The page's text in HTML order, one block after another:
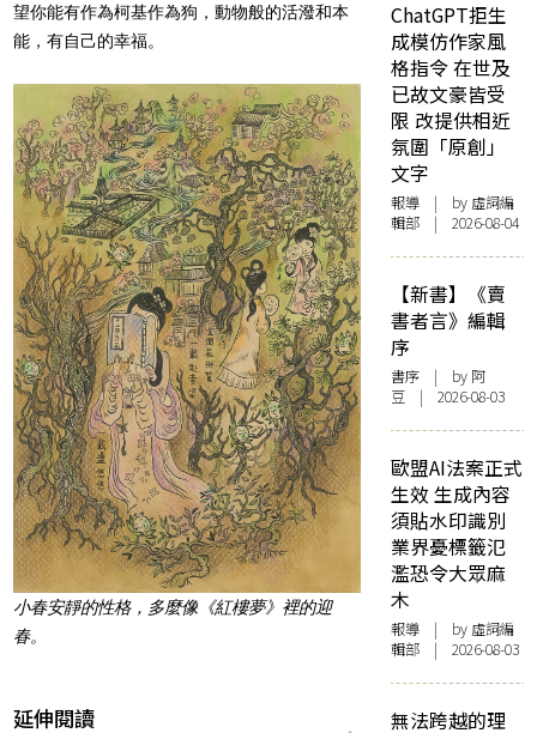
望你能有作為柯基作為狗，動物般的活潑和本
能，有自己的幸福。
小春安靜的性格，多麼像《紅樓夢》裡的迎
春。
延伸閱讀
ChatGPT拒生
成模仿作家風
格指令 在世及
已故文豪皆受
限 改提供相近
氛圍「原創」
文字
報導 | by 虛詞編
輯部 | 2026-08-04
【新書】《賣
書者言》編輯
序
書序 | by 阿
豆 | 2026-08-03
歐盟AI法案正式
生效 生成內容
須貼水印識別
業界憂標籤氾
濫恐令大眾麻
木
報導 | by 虛詞編
輯部 | 2026-08-03
無法跨越的理